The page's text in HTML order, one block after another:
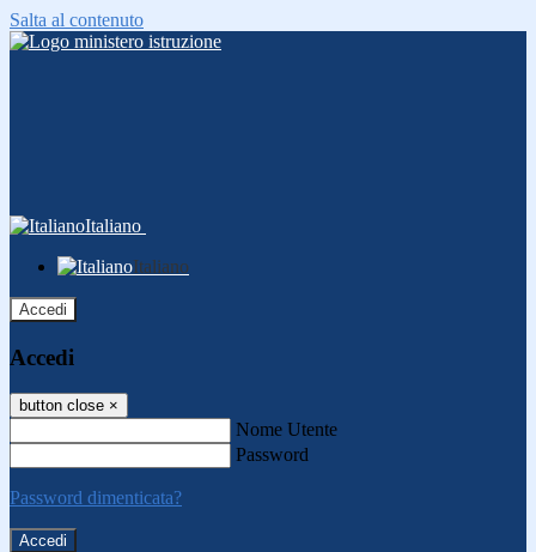
Salta al contenuto
Italiano
Italiano
Accedi
Accedi
button close ×
Nome Utente
Password
Password dimenticata?